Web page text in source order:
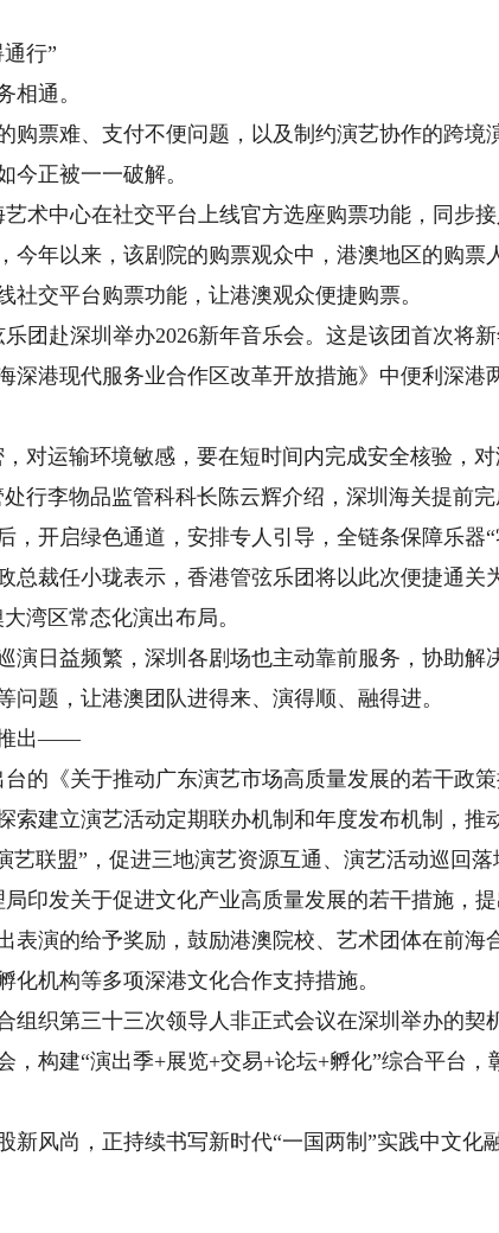
行”
通。
票难、支付不便问题，以及制约演艺协作的跨境
今正被一一破解。
中心在社交平台上线官方选座购票功能，同步接
今年以来，该剧院的购票观众中，港澳地区的购票
社交平台购票功能，让港澳观众便捷购票。
赴深圳举办2026新年音乐会。这是该团首次将
深港现代服务业合作区改革开放措施》中便利深港
运输环境敏感，要在短时间内完成安全核验，对
行李物品监管科科长陈云辉介绍，深圳海关提前
，开启绿色通道，安排专人引导，全链条保障乐器“
裁任小珑表示，香港管弦乐团将以此次便捷通关
湾区常态化演出布局。
日益频繁，深圳各剧场也主动靠前服务，协助解
问题，让港澳团队进得来、演得顺、融得进。
出——
《关于推动广东演艺市场高质量发展的若干政策
索建立演艺活动定期联办机制和年度发布机制，推
艺联盟”，促进三地演艺资源互通、演艺活动巡回落
发关于促进文化产业高质量发展的若干措施，提
表演的给予奖励，鼓励港澳院校、艺术团体在前海
化机构等多项深港文化合作支持措施。
织第三十三次领导人非正式会议在深圳举办的契
，构建“演出季+展览+交易+论坛+孵化”综合平台，
风尚，正持续书写新时代“一国两制”实践中文化